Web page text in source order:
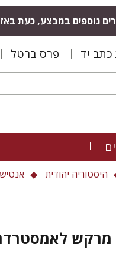
נוספים במבצע, כעת
יד פרס ברטל
היסטוריה יהודית
מרקש